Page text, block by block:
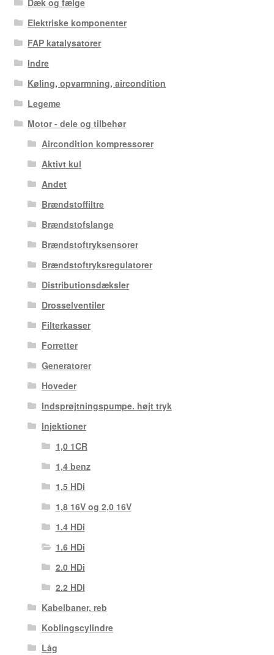
Dæk og fælge
Elektriske komponenter
FAP katalysatorer
Indre
Køling, opvarmning, aircondition
Legeme
Motor - dele og tilbehør
Aircondition kompressorer
Aktivt kul
Andet
Brændstoffiltre
Brændstofslange
Brændstoftryksensorer
Brændstoftryksregulatorer
Distributionsdæksler
Drosselventiler
Filterkasser
Forretter
Generatorer
Hoveder
Indsprøjtningspumpe. højt tryk
Injektioner
1,0 1CR
1,4 benz
1,5 HDi
1,8 16V og 2,0 16V
1.4 HDi
1.6 HDi
2.0 HDi
2.2 HDI
Kabelbaner, reb
Koblingscylindre
Låg